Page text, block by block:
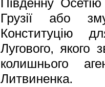
Південну
Грузії або
Конституцію
Лугового, якого
колишнього
Литвиненка.